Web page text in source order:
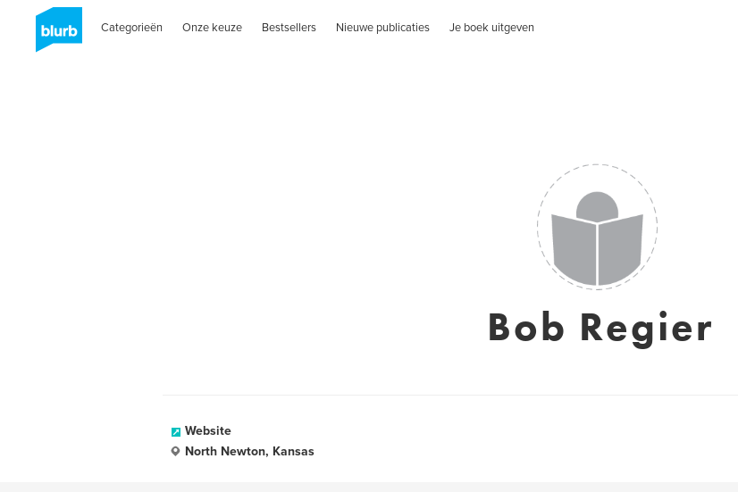
Categorieën Onze keuze Bestsellers Nieuwe publicaties Je boek uitgeven
Bob Regier
Website
North Newton, Kansas